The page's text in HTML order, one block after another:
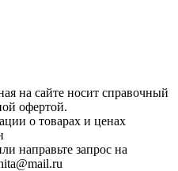
на сайте носит справочный
офертой.
о товарах и ценах
направьте запрос на